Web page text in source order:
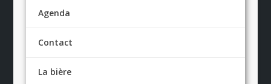
Agenda
Contact
La bière